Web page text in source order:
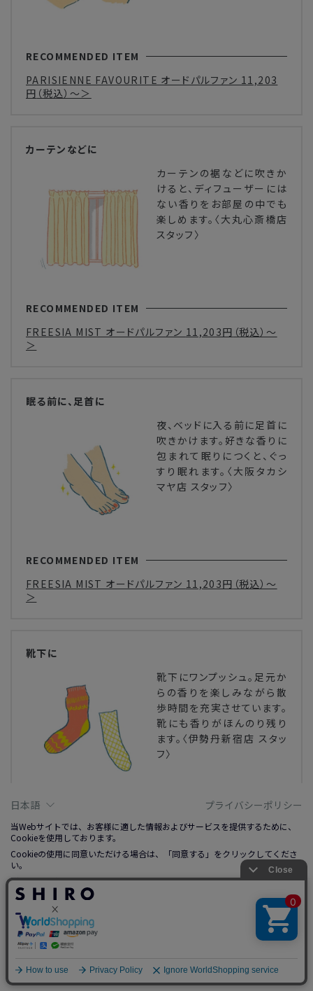
RECOMMENDED ITEM
PARISIENNE FAVOURITE オードパルファン 11,203
円 （税込）～＞
カーテンなどに
カーテンの裾などに吹きか
けると、ディフューザーには
ない香りをお部屋の中でも
楽しめます。〈大丸心斎橋店
スタッフ〉
RECOMMENDED ITEM
FREESIA MIST オードパルファン 11,203円 （税込）～
＞
眠る前に、足首に
夜、ベッドに入る前に足首に
吹きかけます。好きな香りに
包まれて眠りにつくと、ぐっ
すり眠れます。〈大阪タカシ
マヤ店 スタッフ〉
RECOMMENDED ITEM
FREESIA MIST オードパルファン 11,203円 （税込）～
＞
靴下に
靴下にワンプッシュ。足元か
らの香りを楽しみながら散
歩時間を充実させています。
靴にも香りがほんのり残り
ます。〈伊勢丹新宿店 スタッ
フ〉
RECOMMENDED ITEM
TAKE IT EASY オードパルファン
※ SHIROのフレグランス製品について、
秀でた製品知識と販売スキルを有するブランド公認スタッフ
Illustration : Manami Ishida
日本語 プライバシーポリシー
当Webサイトでは、お客様に適した情報およびサービスを提供するために、
Cookieを使用しております。
Cookieの使用に同意いただける場合は、「同意する」をクリックしてくださ
い。
詳しくは、右上記載プライバシーポリシーリンクまたは「Cookieについて」
をクリックのうえ、ご参照ください。